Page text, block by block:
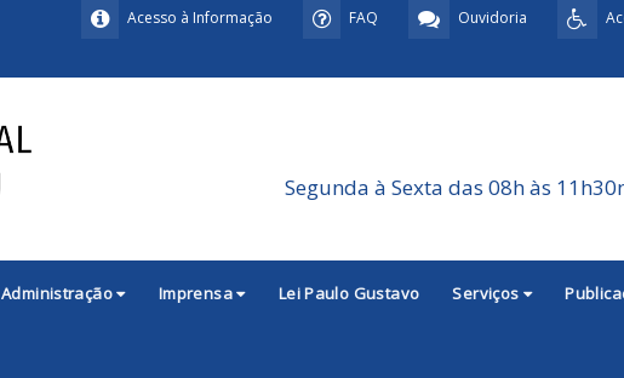
Ouvidoria
FAQ
Acesso à Informação
Segunda à Sexta das 08h às
Administração Imprensa Lei Paulo Gustavo Serviços